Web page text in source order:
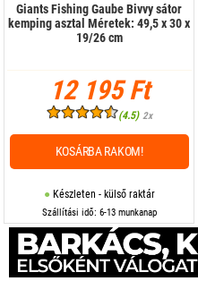
Giants Fishing Gaube Bivvy sátor
kemping asztal Méretek: 49,5 x 30 x
19/26 cm
12 195 Ft
(4.5) 2x
Készleten - külső raktár
Szállítási idő: 6-13 munkanap
KOSÁRBA RAKOM!